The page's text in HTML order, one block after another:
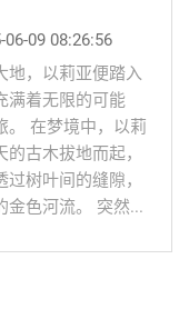
06-09 08:26:56
地，以莉亚便踏入
满着无限的可能
。 在梦境中，以莉
古木拔地而起，
树叶间的缝隙，
金色河流。 突然...